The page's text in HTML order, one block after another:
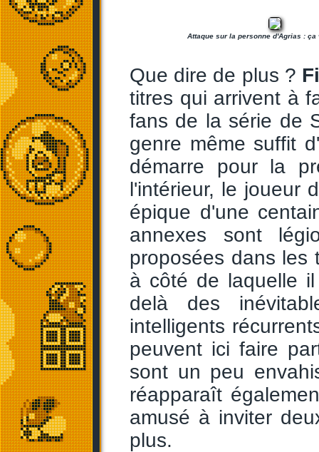
Attaque sur la personne d'Agrias : ça
Que dire de plus ?
titres qui arrivent à
fans de la série de
genre même suffit
démarre pour la
l'intérieur, le joueur
épique d'une
annexes sont
proposées dans les
à côté de laquelle
delà des
intelligents
peuvent ici faire
sont un peu
réapparaît
amusé à inviter
plus.